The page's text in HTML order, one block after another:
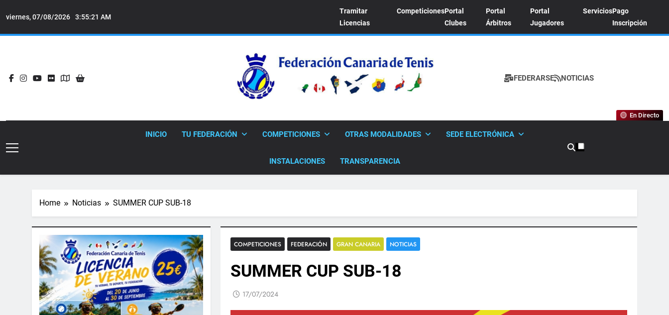
toviernes, 07/08/2026 3:55:22 AM
Tramitar
Licencias
CompeticionesPortal
Clubes
Portal
Árbitros
Portal
Jugadores
ServiciosPago
Inscripción
FEDERACION CANARIA DE TENIS
FEDERARSE NOTICIAS
En Directo
INICIO TU FEDERACIÓN COMPETICIONES OTRAS MODALIDADES SEDE ELECTRÓNICA
INSTALACIONES TRANSPARENCIA
Home Noticias SUMMER CUP SUB-18
COMPETICIONES FEDERACIÓN GRAN CANARIA NOTICIAS
SUMMER CUP SUB-18
17/07/2024